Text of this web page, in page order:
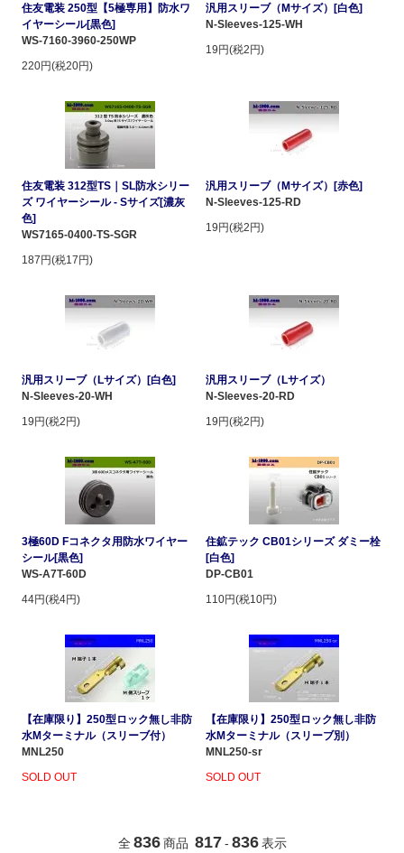
住友電装 250型【5極専用】防水ワ
イヤーシール[黒色]
WS-7160-3960-250WP
220円(税20円)
汎用スリーブ（Mサイズ）[白色]
N-Sleeves-125-WH
19円(税2円)
住友電装 312型TS｜SL防水シリー
ズ ワイヤーシール - Sサイズ[濃灰
色]
WS7165-0400-TS-SGR
187円(税17円)
汎用スリーブ（Mサイズ）[赤色]
N-Sleeves-125-RD
19円(税2円)
汎用スリーブ（Lサイズ）[白色]
N-Sleeves-20-WH
19円(税2円)
汎用スリーブ（Lサイズ）
N-Sleeves-20-RD
19円(税2円)
3極60D Fコネクタ用防水ワイヤー
シール[黒色]
WS-A7T-60D
44円(税4円)
住鉱テック CB01シリーズ ダミー栓
[白色]
DP-CB01
110円(税10円)
【在庫限り】250型ロック無し非防
水Mターミナル（スリーブ付）
MNL250
SOLD OUT
【在庫限り】250型ロック無し非防
水Mターミナル（スリーブ別）
MNL250-sr
SOLD OUT
全 836 商品 817 - 836 表示